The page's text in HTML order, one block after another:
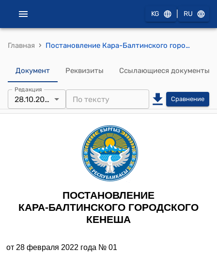
KG RU
Главная › Постановление Кара-Балтинского городского кенеша от 28 февраля 2022 года № 01 "О внесении изменений и дополнений в Постановление № 01 от 26 января 2022 г. «Об утверждении бюджета города Кара-Балта на 2022 г. и прогнозе бюджета города Кара-Балта на 2023 - 2024 гг.»"
Документ Реквизиты Ссылающиеся документы
Редакция
28.10.2022 Сравнение